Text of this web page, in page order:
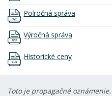
Polročná správa
Výročná správa
Historické ceny
Toto je propagačné